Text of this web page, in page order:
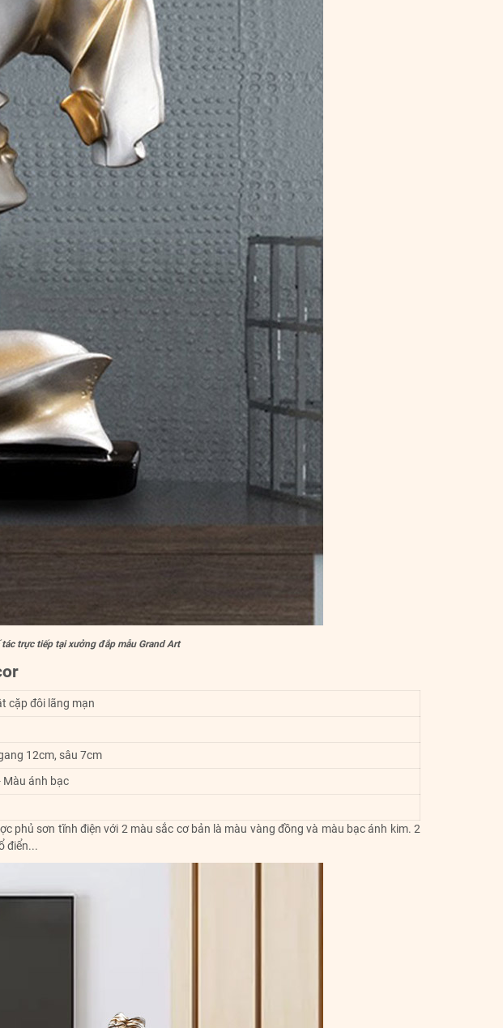
trực tiếp tại xưởng đắp mẫu Grand Art
cặp đôi lãng mạn
12cm, sâu 7cm
Màu ánh bạc
sơn tĩnh điện với 2 màu sắc cơ bản là màu vàng đồng và màu bạc ánh kim. 2
điển...